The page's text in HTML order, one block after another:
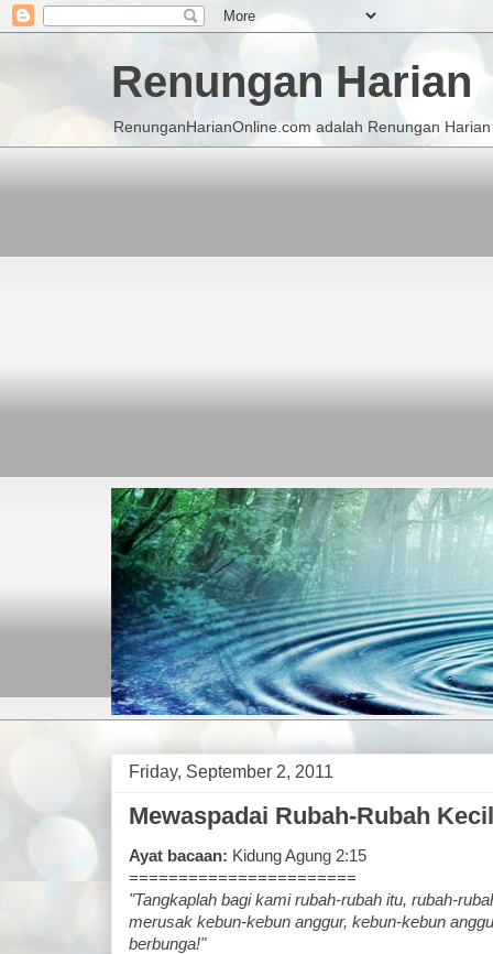
Renungan Harian
RenunganHarianOnline.com adalah Renungan
Friday, September 2, 2011
Mewaspadai Rubah-Rubah Kecil
Ayat bacaan: Kidung Agung 2:15
=======================
"Tangkaplah bagi kami rubah-rubah itu, rubah-
merusak kebun-kebun anggur, kebun-kebun
berbunga!"